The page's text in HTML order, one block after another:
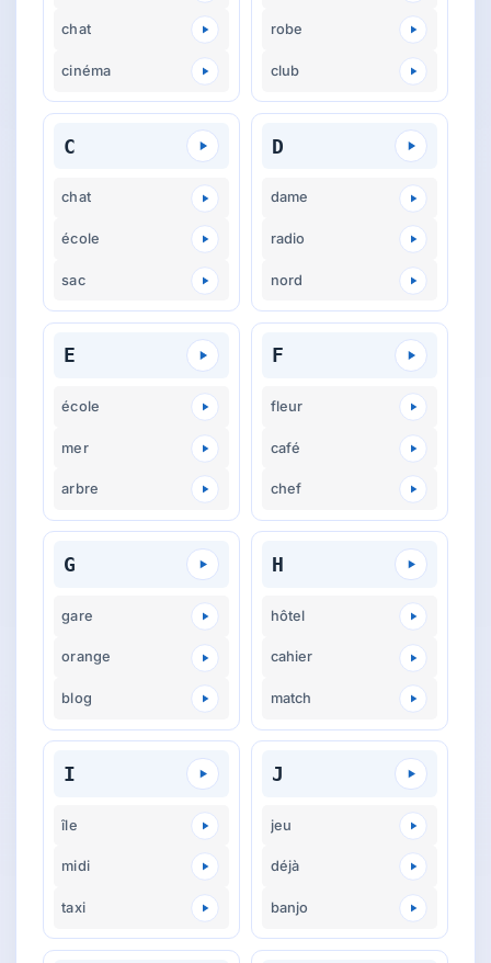
chat
cinéma
robe
club
C
chat
école
sac
D
dame
radio
nord
E
école
mer
arbre
F
fleur
café
chef
G
gare
orange
blog
H
hôtel
cahier
match
I
île
midi
taxi
J
jeu
déjà
banjo